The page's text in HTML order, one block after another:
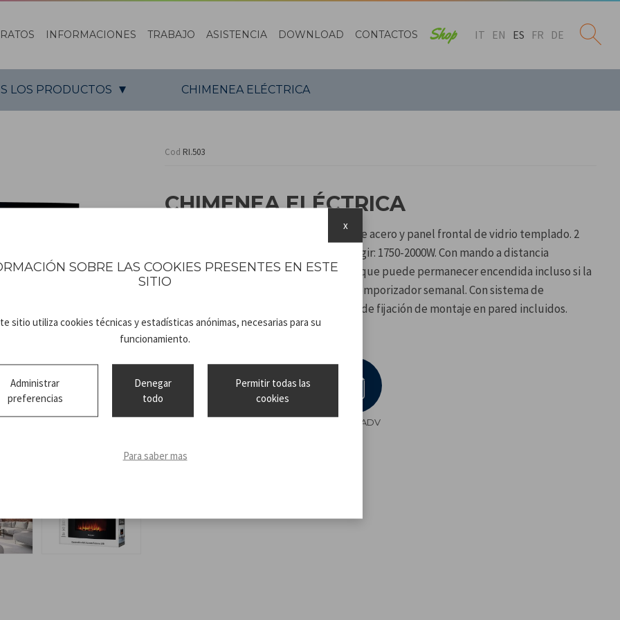
INFORMACIONES TRABAJO ASISTENCIA DOWNLOAD CONTACTOS Shop IT EN ES FR DE
LOS PRODUCTOS CHIMENEA ELÉCTRICA
Cod RI.503
CHIMENEA ELÉCTRICA
Chimenea eléctrica de pared, con caja de acero y panel frontal de vidrio templado. 2
configuraciones de calefacción para elegir: 1750-2000W. Con mando a distancia
multifunción para ajuste de llama LED, que puede permanecer encendida incluso si la
función de calefacción no está activa. Temporizador semanal. Con sistema de
seguridad de apagado automático y kit de fijación de montaje en pared incluidos.
RI.503_ ADV
SOBRE LAS COOKIES PRESENTES EN ESTE
SITIO
sitio utiliza cookies técnicas y estadísticas anónimas, necesarias para su
funcionamiento.
Administrar
preferencias
Denegar
todo
Permitir todas las
cookies
Para saber mas
x